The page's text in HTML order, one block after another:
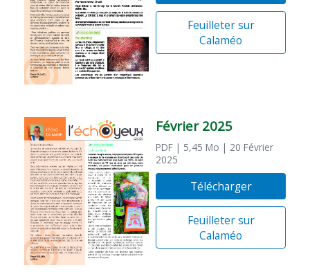
Feuilleter sur
Calaméo
Février 2025
PDF | 5,45 Mo | 20 Février
2025
Télécharger
Feuilleter sur
Calaméo